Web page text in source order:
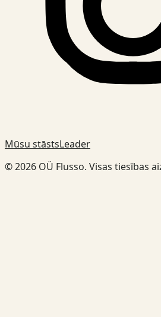
Mūsu stāstsLeader
© 2026 OÜ Flusso. Visas tiesības